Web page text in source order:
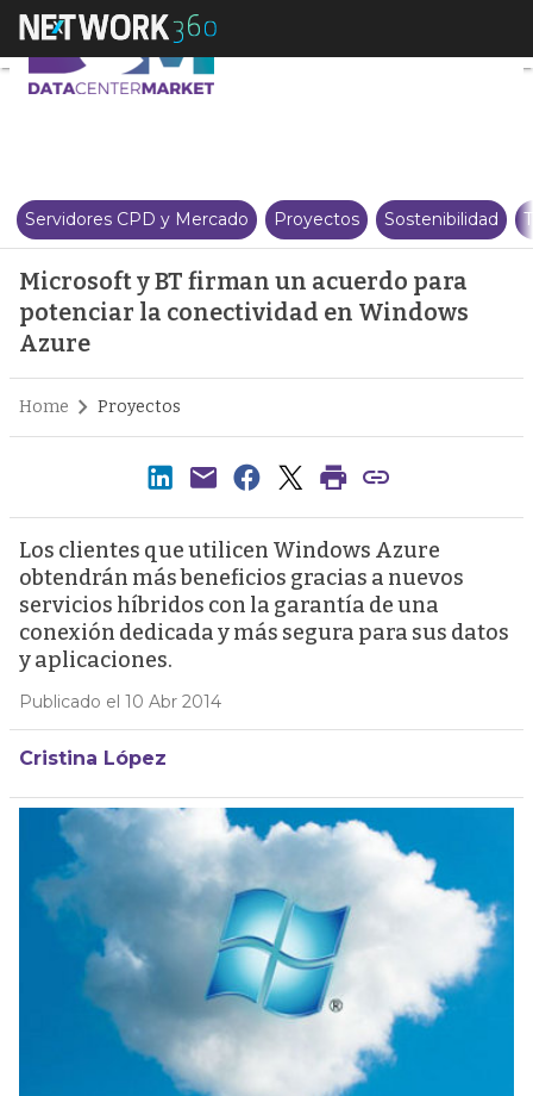
Microsoft y BT firman un
Servidores CPD y Mercado Proyectos Sostenibilidad
Microsoft y BT firman un acuerdo para
potenciar la conectividad en Windows
Azure
Home Proyectos
Los clientes que utilicen Windows Azure
obtendrán más beneficios gracias a nuevos
servicios híbridos con la garantía de una
conexión dedicada y más segura para sus datos
y aplicaciones.
Publicado el 10 Abr 2014
Cristina López